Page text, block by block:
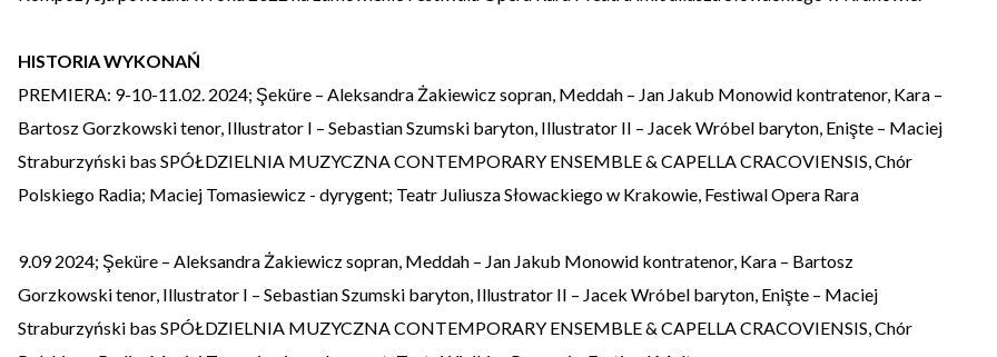
HISTORIA WYKONAŃ
PREMIERA: 9-10-11.02. 2024; Şeküre – Aleksandra Żakiewicz sopran, Meddah – Jan Jakub Monowid kontratenor, Kara –
Bartosz Gorzkowski tenor, Illustrator I – Sebastian Szumski baryton, Illustrator II – Jacek Wróbel baryton, Enişte – Maciej
Straburzyński bas SPÓŁDZIELNIA MUZYCZNA CONTEMPORARY ENSEMBLE & CAPELLA CRACOVIENSIS, Chór
Polskiego Radia; Maciej Tomasiewicz - dyrygent; Teatr Juliusza Słowackiego w Krakowie, Festiwal Opera Rara
9.09 2024; Şeküre – Aleksandra Żakiewicz sopran, Meddah – Jan Jakub Monowid kontratenor, Kara – Bartosz
Gorzkowski tenor, Illustrator I – Sebastian Szumski baryton, Illustrator II – Jacek Wróbel baryton, Enişte – Maciej
Straburzyński bas SPÓŁDZIELNIA MUZYCZNA CONTEMPORARY ENSEMBLE & CAPELLA CRACOVIENSIS, Chór